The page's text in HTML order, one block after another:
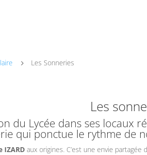
5 Les Sonneries
Les
du Lycée dans ses locaux
qui ponctue le rythme de
IZARD aux origines. C’est une envie